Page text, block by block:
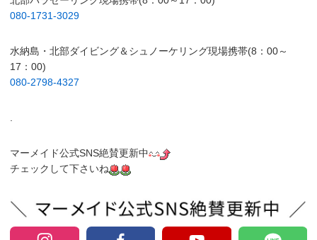
080-1731-3029
水納島・北部ダイビング＆シュノーケリング現場携帯(8：00～
17：00)
080-2798-4327
.
マーメイド公式SNS絶賛更新中
チェックして下さいね